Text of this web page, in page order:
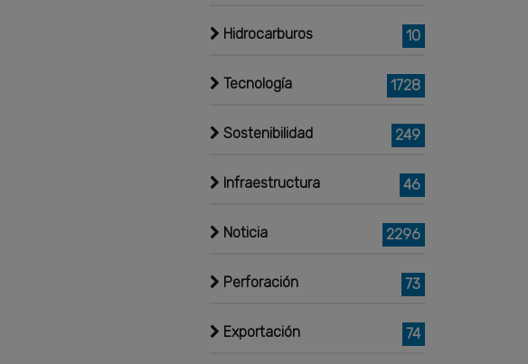
Hidrocarburos 10
Tecnología 1728
Sostenibilidad 249
Infraestructura 46
Noticia 2296
Perforación 73
Exportación 74